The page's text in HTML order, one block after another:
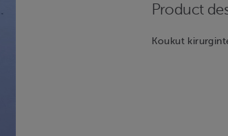
Product
Koukut